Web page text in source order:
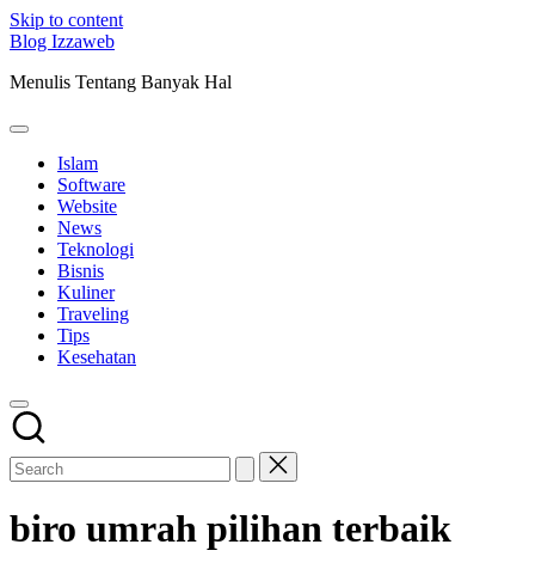
Skip to content
Blog Izzaweb
Menulis Tentang Banyak Hal
Islam
Software
Website
News
Teknologi
Bisnis
Kuliner
Traveling
Tips
Kesehatan
biro umrah pilihan terbaik